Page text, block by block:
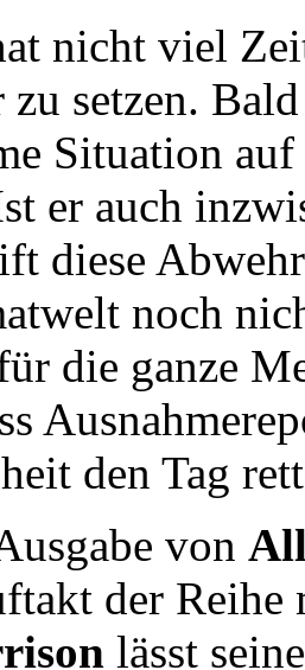
nicht viel
zu setzen.
Situation
er auch
diese
noch
die ganze
den Tag
von
der
lässt